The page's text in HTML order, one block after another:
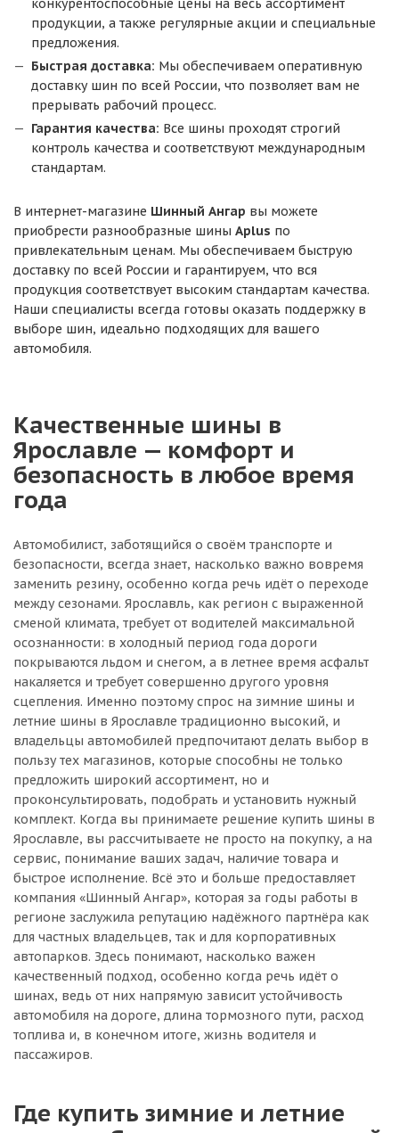
конкурентоспособные цены на весь ассортимент
продукции, а также регулярные акции и специальные
предложения.
Быстрая доставка: Мы обеспечиваем оперативную
доставку шин по всей России, что позволяет вам не
прерывать рабочий процесс.
Гарантия качества: Все шины проходят строгий
контроль качества и соответствуют международным
стандартам.
В интернет-магазине Шинный Ангар вы можете
приобрести разнообразные шины Aplus по
привлекательным ценам. Мы обеспечиваем быструю
доставку по всей России и гарантируем, что вся
продукция соответствует высоким стандартам качества.
Наши специалисты всегда готовы оказать поддержку в
выборе шин, идеально подходящих для вашего
автомобиля.
Качественные шины в
Ярославле — комфорт и
безопасность в любое время
года
Автомобилист, заботящийся о своём транспорте и
безопасности, всегда знает, насколько важно вовремя
заменить резину, особенно когда речь идёт о переходе
между сезонами. Ярославль, как регион с выраженной
сменой климата, требует от водителей максимальной
осознанности: в холодный период года дороги
покрываются льдом и снегом, а в летнее время асфальт
накаляется и требует совершенно другого уровня
сцепления. Именно поэтому спрос на зимние шины и
летние шины в Ярославле традиционно высокий, и
владельцы автомобилей предпочитают делать выбор в
пользу тех магазинов, которые способны не только
предложить широкий ассортимент, но и
проконсультировать, подобрать и установить нужный
комплект. Когда вы принимаете решение купить шины в
Ярославле, вы рассчитываете не просто на покупку, а на
сервис, понимание ваших задач, наличие товара и
быстрое исполнение. Всё это и больше предоставляет
компания «Шинный Ангар», которая за годы работы в
регионе заслужила репутацию надёжного партнёра как
для частных владельцев, так и для корпоративных
автопарков. Здесь понимают, насколько важен
качественный подход, особенно когда речь идёт о
шинах, ведь от них напрямую зависит устойчивость
автомобиля на дороге, длина тормозного пути, расход
топлива и, в конечном итоге, жизнь водителя и
пассажиров.
Где купить зимние и летние